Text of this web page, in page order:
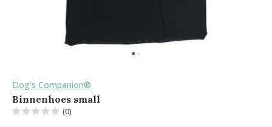
Dog's Companion®
Binnenhoes small
(0)